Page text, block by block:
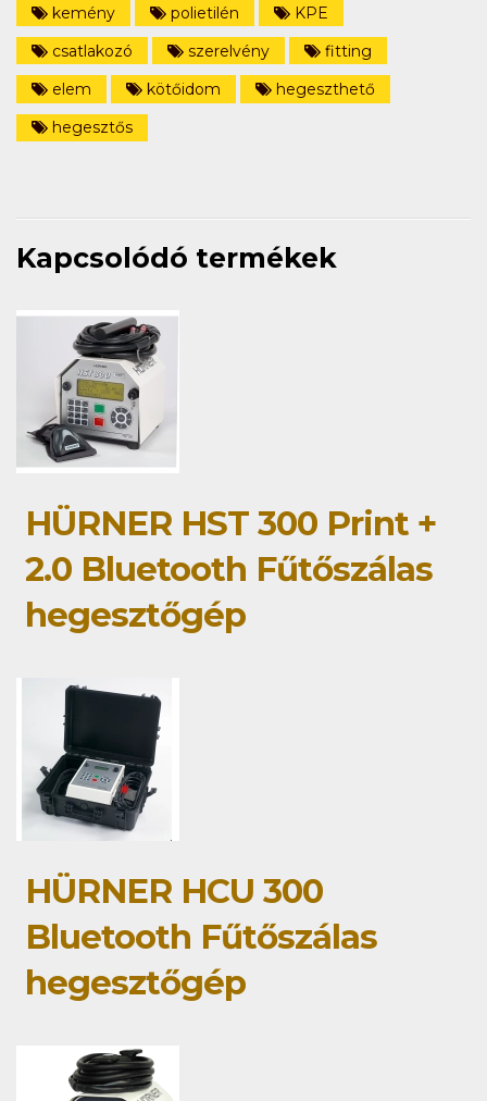
kemény
polietilén
KPE
csatlakozó
szerelvény
fitting
elem
kötőidom
hegeszthető
hegesztős
Kapcsolódó termékek
HÜRNER HST 300 Print +
2.0 Bluetooth Fűtőszálas
hegesztőgép
HÜRNER HCU 300
Bluetooth Fűtőszálas
hegesztőgép